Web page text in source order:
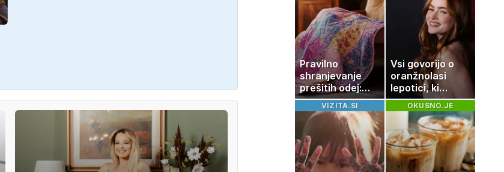
Pravilno
shranjevanje
prešitih odej:
Kako ohraniti
družinsko
dediščino
Vsi govorijo o
oranžnolasi
lepotici, ki
navdušuje s
skrivnostno
vlogo
VIZITA.SI OKUSNO.JE